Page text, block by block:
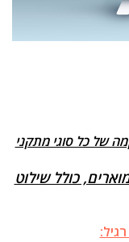
של כל סוגי מתקני
כולל שילוט